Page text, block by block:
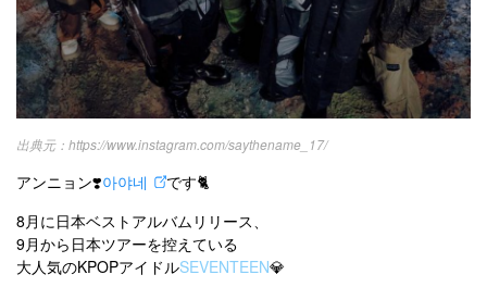
https://www.instagram.com/saythename_17/
アンニョン❣️아야네
です🐈
8月に日本ベストアルバムリリース、
9月から日本ツアーを控えている
大人気のKPOPアイドルSEVENTEEN💎